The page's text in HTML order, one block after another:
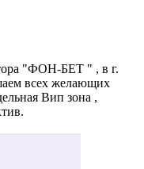
"ФОН-БЕТ " , в г.
всех желающих
Вип зона ,